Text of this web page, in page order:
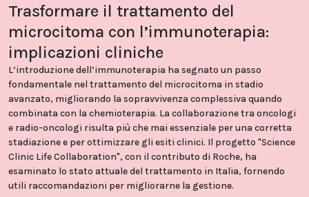
Trasformare il trattamento del
microcitoma con l’immunoterapia:
implicazioni cliniche
L’introduzione dell’immunoterapia ha segnato un passo
fondamentale nel trattamento del microcitoma in stadio
avanzato, migliorando la sopravvivenza complessiva quando
combinata con la chemioterapia. La collaborazione tra oncologi
e radio-oncologi risulta più che mai essenziale per una corretta
stadiazione e per ottimizzare gli esiti clinici. Il progetto "Science
Clinic Life Collaboration", con il contributo di Roche, ha
esaminato lo stato attuale del trattamento in Italia, fornendo
utili raccomandazioni per migliorarne la gestione.